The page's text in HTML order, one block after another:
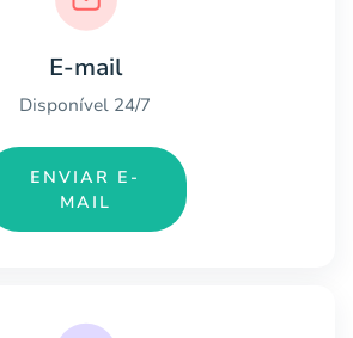
E-mail
Disponível 24/7
ENVIAR E-
MAIL